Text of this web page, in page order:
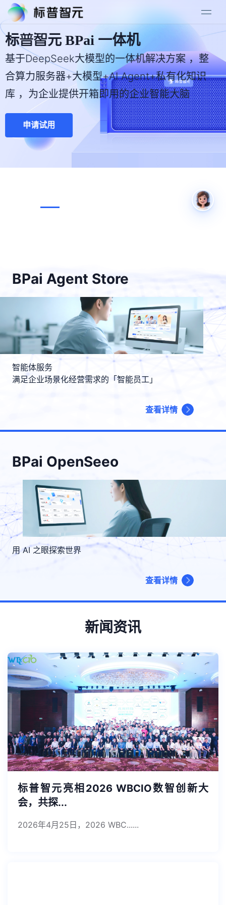
标普智元 BPai 一体机
基于DeepSeek大模型的一体机解决方案 ，整
合算力服务器+大模型+AI Agent+私有化知识
库 ，为企业提供开箱即用的企业智能大脑
申请试用
BPai Agent Store
智能体服务
满足企业场景化经营需求的「智能员工」
查看详情
BPai OpenSeeo
用 AI 之眼探索世界
查看详情
新闻资讯
标普智元亮相2026 WBCIO数智创新大
会，共探...
2026年4月25日，2026 WBC......